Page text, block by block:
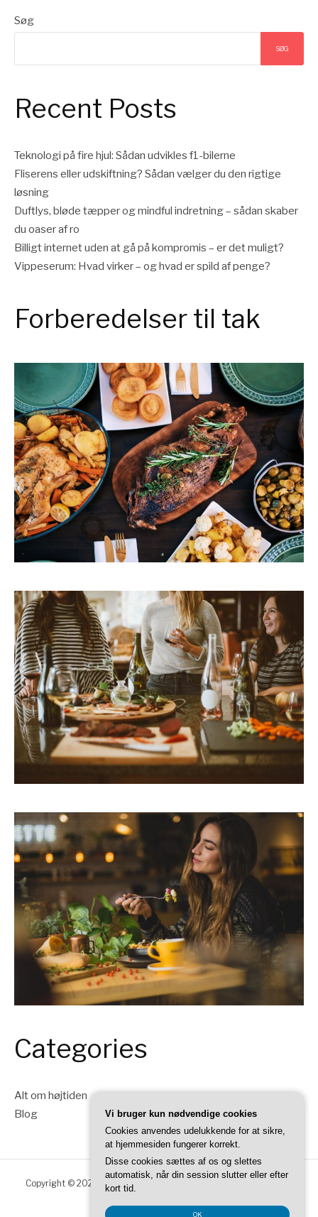
Søg
SØG
Recent Posts
Teknologi på fire hjul: Sådan udvikles f1-bilerne
Fliserens eller udskiftning? Sådan vælger du den rigtige
løsning
Duftlys, bløde tæpper og mindful indretning – sådan skaber
du oaser af ro
Billigt internet uden at gå på kompromis – er det muligt?
Vippeserum: Hvad virker – og hvad er spild af penge?
Forberedelser til tak
Categories
Alt om højtiden
Blog
Copyright © 2026 Thanksgiving DK. Alle rettigheder forbeholdes.
Vi bruger kun nødvendige cookies
Cookies anvendes udelukkende for at sikre,
at hjemmesiden fungerer korrekt.
Disse cookies sættes af os og slettes
automatisk, når din session slutter eller efter
kort tid.
OK